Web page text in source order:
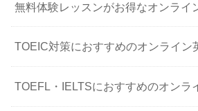
無料体験レッスンがお得なオンライ
TOEIC対策におすすめのオンライン
TOEFL・IELTSにおすすめのオンラ